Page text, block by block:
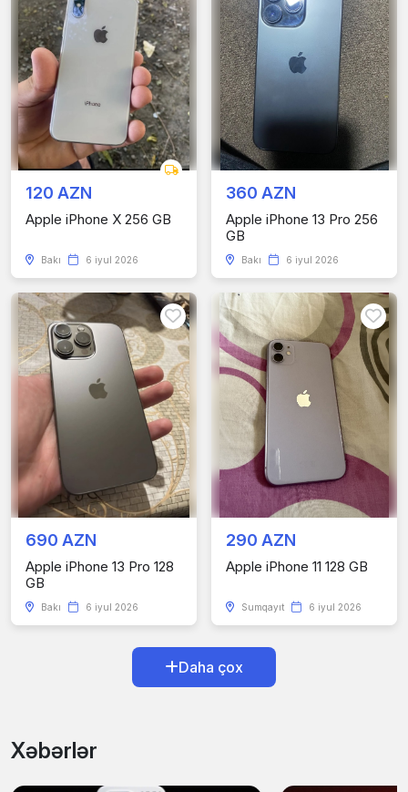
120 AZN
Apple iPhone X 256 GB
Bakı 6 iyul 2026
360 AZN
Apple iPhone 13 Pro 256
GB
Bakı 6 iyul 2026
690 AZN
Apple iPhone 13 Pro 128
GB
Bakı 6 iyul 2026
290 AZN
Apple iPhone 11 128 GB
Sumqayıt 6 iyul 2026
Daha çox
Xəbərlər